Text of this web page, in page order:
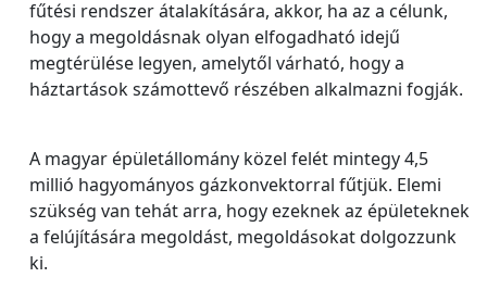
fűtési rendszer átalakítására, akkor, ha az a célunk,
hogy a megoldásnak olyan elfogadható idejű
megtérülése legyen, amelytől várható, hogy a
háztartások számottevő részében alkalmazni fogják.
A magyar épületállomány közel felét mintegy 4,5
millió hagyományos gázkonvektorral fűtjük. Elemi
szükség van tehát arra, hogy ezeknek az épületeknek
a felújítására megoldást, megoldásokat dolgozzunk
ki.